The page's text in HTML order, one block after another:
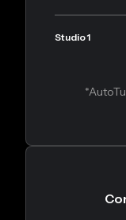
Studio 1